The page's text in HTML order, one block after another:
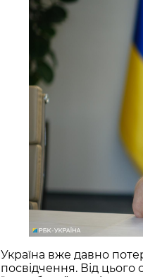
Україна вже давно
посвідчення. Від цього